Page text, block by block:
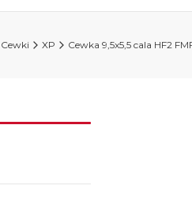
Cewki XP Cewka 9,5x5,5 cala HF2